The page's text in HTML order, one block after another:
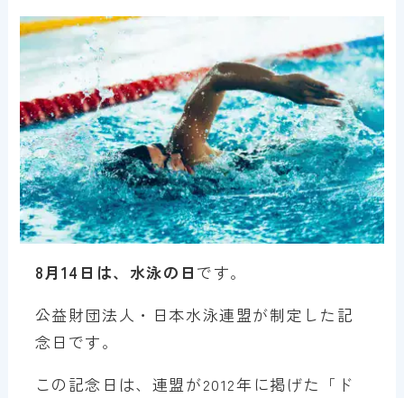
8月14日は、水泳の日 です。
公益財団法人・日本水泳連盟が制定した記
念日です。
この記念日は、連盟が2012年に掲げた「ド